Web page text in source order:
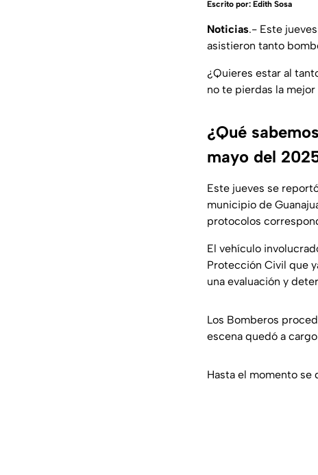
Escrito por: Edith Sosa
Noticias.- Este
asistieron tanto
¿Quieres estar al
no te pierdas la
¿Qué
mayo del
Este jueves se
municipio de
protocolos
El vehículo
Protección Civil que
una evaluación y
Los Bomberos
escena quedó a
Hasta el momento se